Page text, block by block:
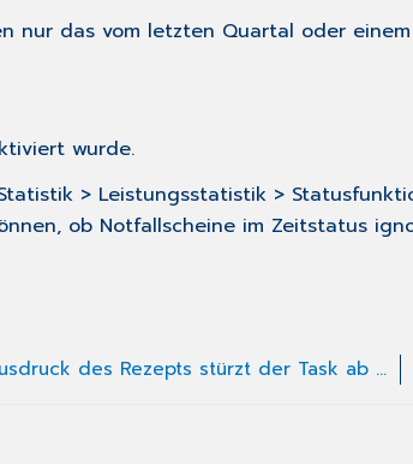
nur das vom letzten Quartal oder einem
wurde.
> Leistungsstatistik >
ob Notfallscheine im Zeitstatus
Beim Ausdruck des Rezepts stürzt der Task ab (Arztkennungen)